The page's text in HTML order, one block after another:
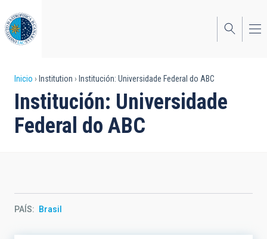
al
contenido
principal
Sobrescribir
enlaces
de
navegación
Inicio Institution Institución: Universidade Federal do ABC
Institución: Universidade
Federal do ABC
PAÍS Brasil